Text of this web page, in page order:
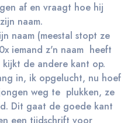
af en vraagt hoe hij
naam.
naam (meestal stopt ze
iemand z'n naam heeft
de andere kant op.
in, ik opgelucht, nu hoef
weg te plukken, ze
Dit gaat de goede kant